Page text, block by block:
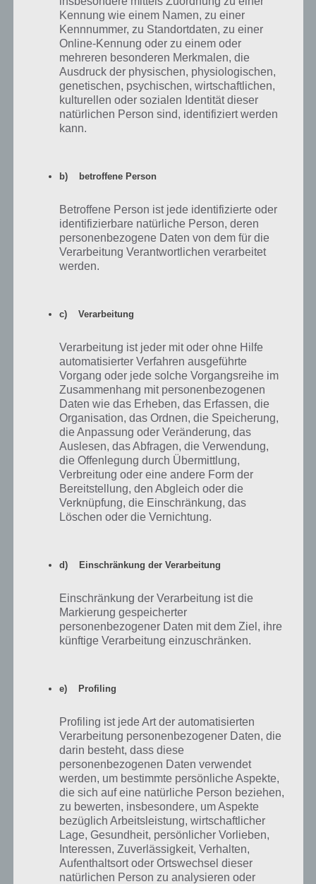
100 Floors – Level 86 – Lösung
Level 86 von 100 Floors ist wieder etwas knifflig. Du musst die Zahlen
von links nach rechts drehen und jedesmal die Uhrzeit einstellen.
Also du drehst die 11. Nun musst du den Zeiger auf die 11 stellen. Als
nächstes die 5 gedreht. Nun den Zeiger auf 5 Uhr stellen. Und so
nochmal korrigieren. Dies war mein Fehler, weshalb die Tür erst nicht
auf. Hier die Lösung von Level 86 nochmal als Video:
Oh ein Bär steht vor der Tür von Level 87 – Was ist jetzt tun? Schüttel
aufgewacht sein. Mit einem Klick auf den Bären bewegt dieser sich
zur Seite und du kommst an den Schalter für den Fahrstuhl. Lass
den Bär nun wieder einschlafen und klicke nun auf den Schalter vom
Fahrstuhl. Die Tür von Level 87 öffnet sich. Hier nochmal die Lösung
Kennung wie einem Namen, zu einer
Kennnummer, zu Standortdaten, zu einer
Online-Kennung oder zu einem oder
mehreren besonderen Merkmalen, die
Ausdruck der physischen, physiologischen,
genetischen, psychischen, wirtschaftlichen,
kulturellen oder sozialen Identität dieser
natürlichen Person sind, identifiziert werden
kann.
b) betroffene Person
Betroffene Person ist jede identifizierte oder
identifizierbare natürliche Person, deren
personenbezogene Daten von dem für die
Verarbeitung Verantwortlichen verarbeitet
werden.
c) Verarbeitung
Verarbeitung ist jeder mit oder ohne Hilfe
automatisierter Verfahren ausgeführte
Vorgang oder jede solche Vorgangsreihe im
Zusammenhang mit personenbezogenen
Daten wie das Erheben, das Erfassen, die
Organisation, das Ordnen, die Speicherung,
die Anpassung oder Veränderung, das
Auslesen, das Abfragen, die Verwendung,
die Offenlegung durch Übermittlung,
Verbreitung oder eine andere Form der
Bereitstellung, den Abgleich oder die
Verknüpfung, die Einschränkung, das
Löschen oder die Vernichtung.
d) Einschränkung der Verarbeitung
Einschränkung der Verarbeitung ist die
Markierung gespeicherter
personenbezogener Daten mit dem Ziel, ihre
künftige Verarbeitung einzuschränken.
e) Profiling
Profiling ist jede Art der automatisierten
Verarbeitung personenbezogener Daten, die
darin besteht, dass diese
personenbezogenen Daten verwendet
werden, um bestimmte persönliche Aspekte,
die sich auf eine natürliche Person beziehen,
zu bewerten, insbesondere, um Aspekte
bezüglich Arbeitsleistung, wirtschaftlicher
Lage, Gesundheit, persönlicher Vorlieben,
Interessen, Zuverlässigkeit, Verhalten,
Aufenthaltsort oder Ortswechsel dieser
natürlichen Person zu analysieren oder